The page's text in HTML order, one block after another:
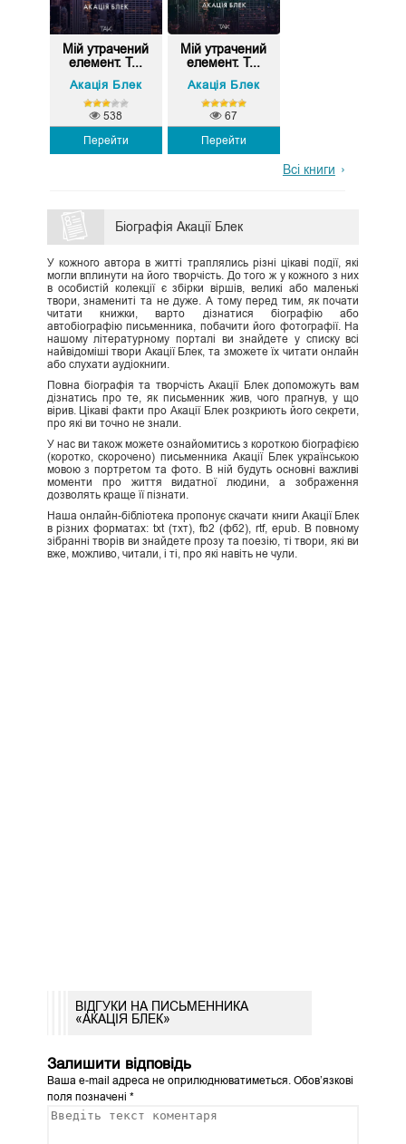
Мій утрачений
елемент. Т...
Акація Блек
Перейти
538
Мій утрачений
елемент. Т...
Акація Блек
Перейти
67
Всі книги
Біографія Акації Блек
У кожного автора в житті траплялись різні цікаві події, які
могли вплинути на його творчість. До того ж у кожного з них
в особистій колекції є збірки віршів, великі або маленькі
твори, знамениті та не дуже. А тому перед тим, як почати
читати книжки, варто дізнатися біографію або
автобіографію письменника, побачити його фотографії. На
нашому літературному порталі ви знайдете у списку всі
найвідоміші твори Акації Блек, та зможете їх читати онлайн
або слухати аудіокниги.
Повна біографія та творчість Акації Блек допоможуть вам
дізнатись про те, як письменник жив, чого прагнув, у що
вірив. Цікаві факти про Акації Блек розкриють його секрети,
про які ви точно не знали.
У нас ви також можете ознайомитись з короткою біографією
(коротко, скорочено) письменника Акації Блек українською
мовою з портретом та фото. В ній будуть основні важливі
моменти про життя видатної людини, а зображення
дозволять краще її пізнати.
Наша онлайн-бібліотека пропонує скачати книги Акації Блек
в різних форматах: txt (тхт), fb2 (фб2), rtf, epub. В повному
зібранні творів ви знайдете прозу та поезію, ті твори, які ви
вже, можливо, читали, і ті, про які навіть не чули.
ВІДГУКИ НА ПИСЬМЕННИКА
«АКАЦІЯ БЛЕК»
Залишити відповідь
Ваша e-mail адреса не оприлюднюватиметься. Обов’язкові
поля позначені *